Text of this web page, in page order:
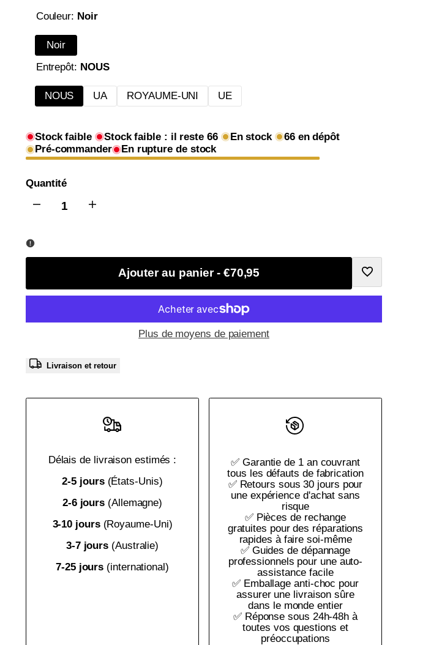
de
vente
Couleur: Noir
Noir
Entrepôt: NOUS
NOUS UA ROYAUME-UNI UE
Stock faible Stock faible : il reste 66 En stock 66en dépôt
Pré-commander
En rupture de stock
Quantité
I18n
interpolation
quantité
I18n
interpolation
quantité
pour
product
}}"
Ajouter au panier- €70,95
Ajouter
Plus de moyens de paiement
Livraison et retour
Délais de livraison estimés :
2-5 jours(États-Unis)
2-6 jours (Allemagne)
3-10 jours(Royaume-Uni)
3-7 jours (Australie)
7-25 jours (international)
✅ Garantie de 1 an couvrant
tous les défauts de fabrication
✅ Retours sous 30 jours pour
une expérience d'achat sans
risque
✅ Pièces de rechange
gratuites pour des réparations
rapides à faire soi-même
✅ Guides de dépannage
professionnels pour une auto-
assistance facile
✅ Emballage anti-choc pour
assurer une livraison sûre
dans le monde entier
✅ Réponse sous 24h-48h à
toutes vos questions et
préoccupations